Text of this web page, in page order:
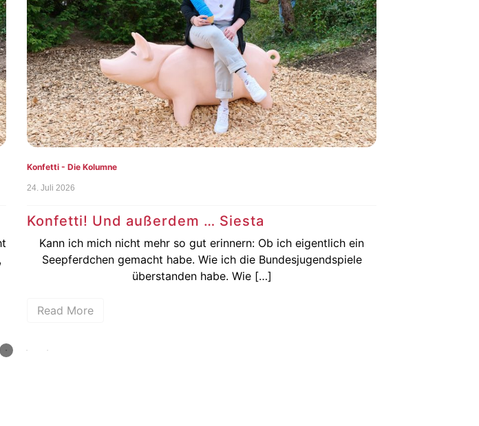
Konfetti - Die Kolumne
24. Juli 2026
Konfetti! Und außerdem … Siesta
Kann ich mich nicht mehr so gut erinnern: Ob ich eigentlich ein
Seepferdchen gemacht habe. Wie ich die Bundesjugendspiele
überstanden habe. Wie […]
Read More